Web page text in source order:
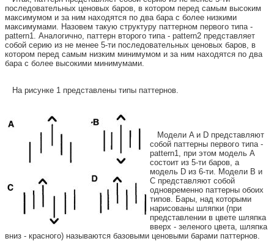
последовательных ценовых баров, в котором перед самым высоким
максимумом и за ним находятся по два бара с более низкими
максимумами. Назовем такую структуру паттерном первого типа -
pattern1. Аналогично, паттерн второго типа - pattern2 представляет
собой серию из не менее 5-ти последовательных ценовых баров, в
котором перед самым низким минимумом и за ним находятся по два
бара с более высокими минимумами.
На рисунке 1 представлены типы паттернов.
Модели A и D представляют
собой паттерны первого типа -
pattern1, при этом модель A
состоит из 5-ти баров, а
модель D из 6-ти. Модели B и
C представляют собой
одновременно паттерны обоих
типов. Бары, над которыми
нарисованы шляпки (при
представлении в цвете шляпка
вверх - зеленого цвета, шляпка
вниз - красного) называются базовыми ценовыми барами паттернов.